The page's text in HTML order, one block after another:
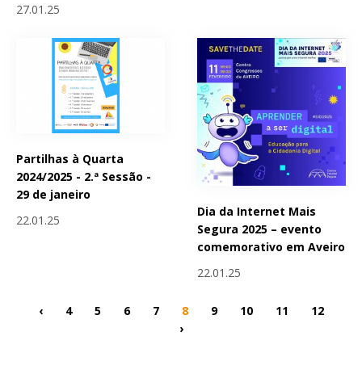
27.01.25
Partilhas à Quarta
2024/2025 - 2.ª Sessão -
29 de janeiro
22.01.25
Dia da Internet Mais
Segura 2025 – evento
comemorativo em Aveiro
22.01.25
‹ 4 5 6 7 8 9 10 11
12
›